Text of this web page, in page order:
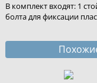
В комплект входят: 1
болта для фиксации